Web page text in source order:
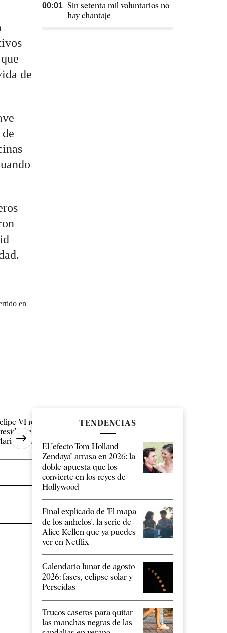
de
en
VI recibe este jueves al
de Ceuta en
para [...]
Marruecos a cambio
00:01 Sin setenta mil voluntarios no
hay chantaje
TENDENCIAS
El "efecto Tom Holland-
Zendaya" arrasa en 2026: la
doble apuesta que los
convierte en los reyes de
Hollywood
Final explicado de 'El mapa
de los anhelos', la serie de
Alice Kellen que ya puedes
ver en Netflix
Calendario lunar de agosto
2026: fases, eclipse solar y
Perseidas
Trucos caseros para quitar
las manchas negras de las